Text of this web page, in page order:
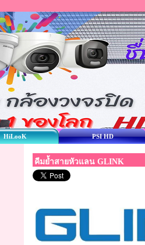
HiLooK PSI HD
คีมย้ำสายหัวแลน GLINK